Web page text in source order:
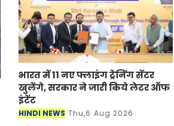
भारत में 11 नए फ्लाइंग ट्रेनिंग सेंटर
खुलेंगे, सरकार ने जारी किये लेटर ऑफ
इंटेंट
HINDI NEWS Thu,6 Aug 2026